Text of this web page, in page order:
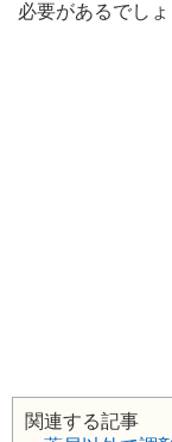
必要があるでしょ
関連する記事